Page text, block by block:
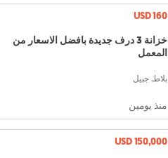
USD 160
خزانة 3 درف جديدة بافضل الاسعار من
المعمل
بلاط, جبيل
منذ يومين
USD 150,000